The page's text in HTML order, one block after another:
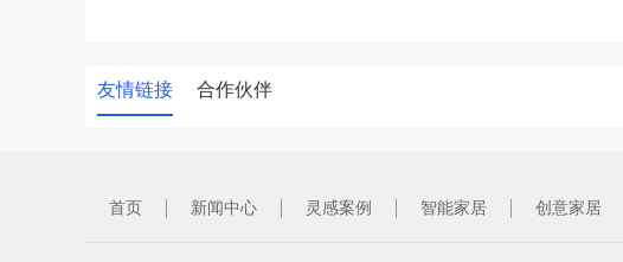
友情链接 合作伙伴
首页 新闻中心 灵感案例 智能家居 创意家居